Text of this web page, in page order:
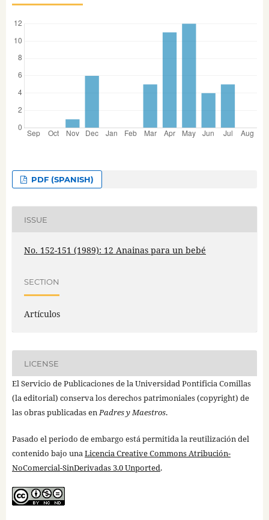
PDF (SPANISH)
ISSUE
No. 152-151 (1989): 12 Anainas para un bebé
SECTION
Artículos
LICENSE
El Servicio de Publicaciones de la Universidad Pontificia Comillas
(la editorial) conserva los derechos patrimoniales (copyright) de
las obras publicadas enPadres y Maestros.
Pasado el periodo de embargo está permitida la reutilización del
contenido bajo unaLicencia Creative Commons Atribución-
NoComercial-SinDerivadas 3.0 Unported.